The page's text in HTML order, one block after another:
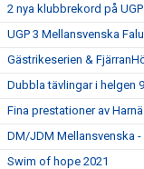
2 nya klubbrekord på
UGP 3 Mellansvenska
Gästrikeserien &
Dubbla tävlingar i helgen
Fina prestationer av
DM/JDM Mellansvenska -
Swim of hope 2021